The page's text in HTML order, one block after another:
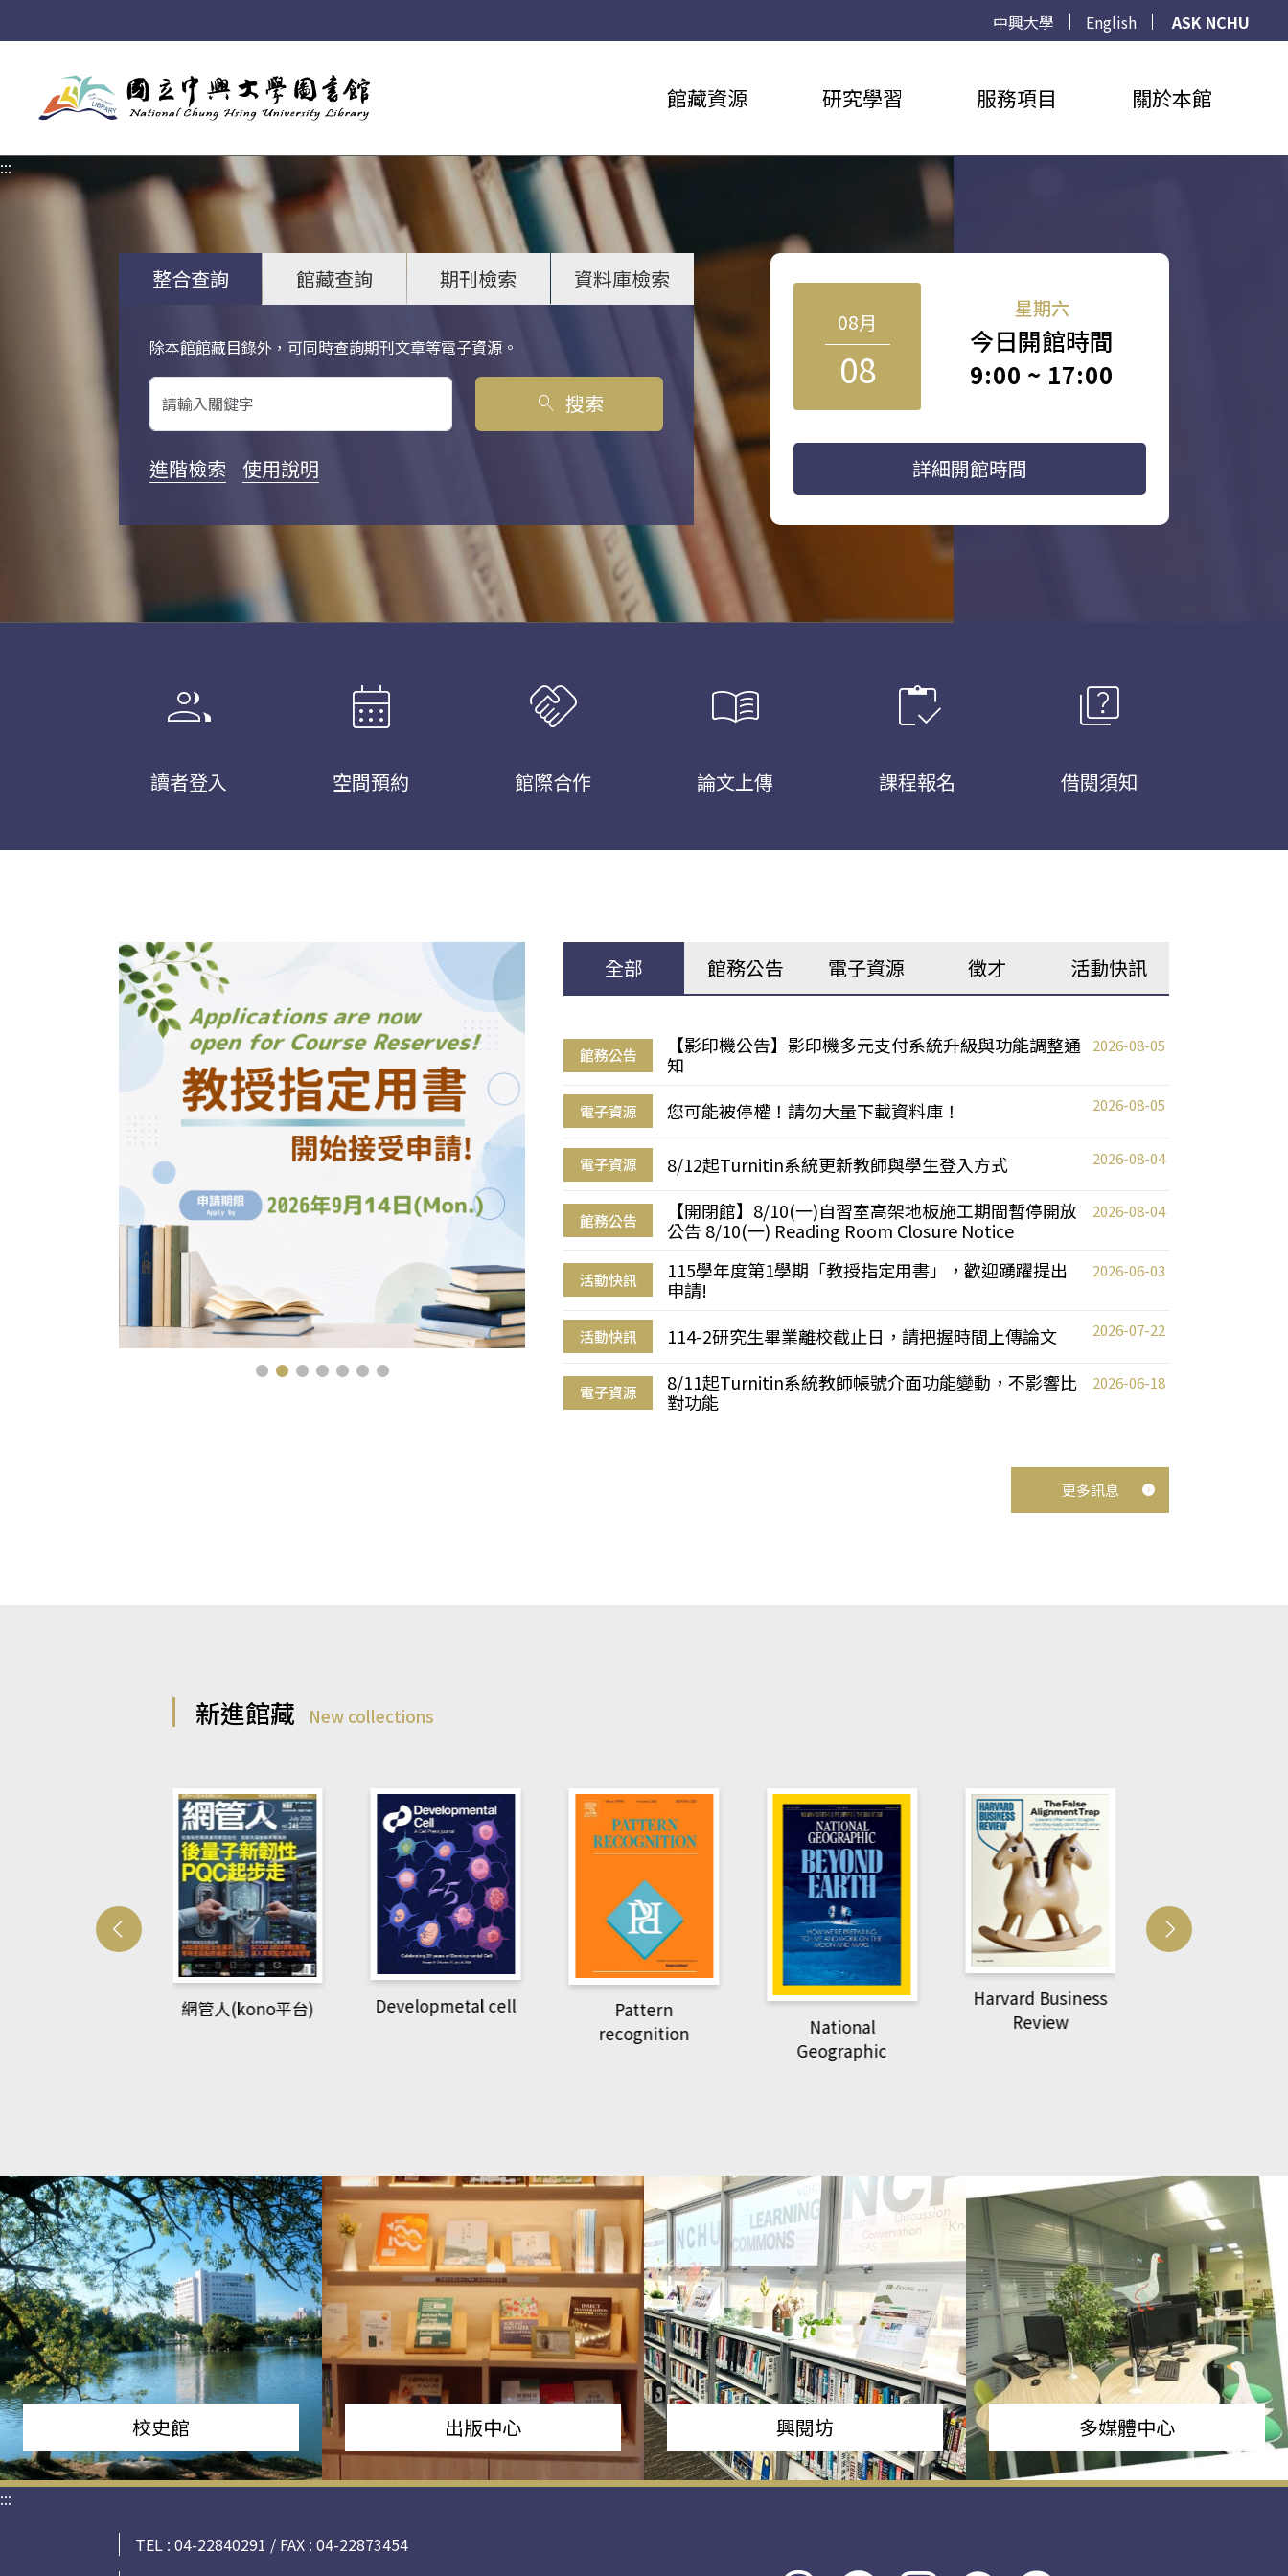
中興大學 English
ASK NCHU
館藏資源 研究學習 服務項目 關於本館
:::
整合查詢 館藏查詢 期刊檢索 資料庫檢索
除本館館藏目錄外，可同時查詢期刊文章等電子資源。
關鍵字搜尋
search 搜索
進階檢索 使用說明
08月
08
星期六
今日開館時間
9:00 ~ 17:00
詳細開館時間
group
讀者登入
calendar_month
空間預約
handshake
館際合作
menu_book
論文上傳
inventory
課程報名
quiz
借閱須知
全部 館務公告 電子資源 徵才 活動快訊
館務公告
【影印機公告】影印機多元支付系統升級與功能調整通
知
2026-08-05
電子資源 您可能被停權！請勿大量下載資料庫！ 2026-08-05
電子資源 8/12起Turnitin系統更新教師與學生登入方式 2026-08-04
館務公告
【開閉館】8/10(一)自習室高架地板施工期間暫停開放
公告 8/10(一) Reading Room Closure Notice
2026-08-04
活動快訊
115學年度第1學期「教授指定用書」，歡迎踴躍提出
申請!
2026-06-03
活動快訊 114-2研究生畢業離校截止日，請把握時間上傳論文 2026-07-22
電子資源
8/11起Turnitin系統教師帳號介面功能變動，不影響比
對功能
2026-06-18
更多訊息
新進館藏 New collections
網管人(kono平台) Developmetal cell
Pattern
recognition
National
Geographic
Harvard Business
Review
校史館 出版中心 興閱坊 多媒體中心
:::
TEL : 04-22840291 / FAX : 04-22873454